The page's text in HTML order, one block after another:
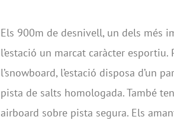
Els 900m de desnivell, un dels més
l’estació un marcat caràcter
l’snowboard, l’estació disposa d’un
pista de salts homologada. També
airboard sobre pista segura. Els